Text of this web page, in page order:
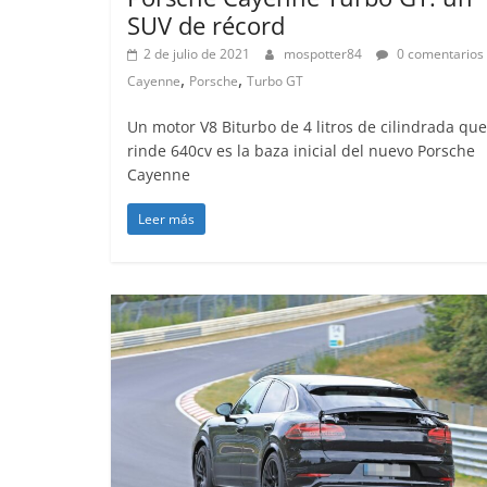
SUV de récord
2 de julio de 2021 mospotter84
0 comentarios
Cayenne, Porsche, Turbo GT
Un motor V8 Biturbo de 4 litros de cilindrada que
rinde 640cv es la baza inicial del nuevo Porsche
Cayenne
Leer más